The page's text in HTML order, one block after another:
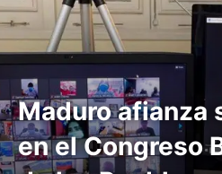
Maduro afianza
en el Congreso